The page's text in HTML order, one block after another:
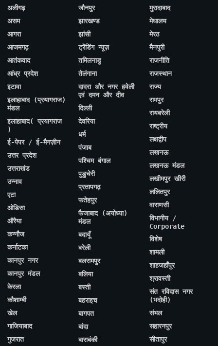
अलीगढ़
असम
आगरा
आजमगढ़
आतंकवाद
आंध्र प्रदेश
इटावा
इलाहाबाद (प्रयागराज)
मंडल
इलाहाबाद( प्रयागराज
)
ई-पेपर / ई-मैगज़ीन
उत्तर प्रदेश
उत्तराखंड
उन्नाव
एटा
ओडिसा
औरैया
कन्नौज
कर्नाटका
कानपुर नगर
कानपुर मंडल
केरला
कौशाम्बी
खेल
गाजियाबाद
गुजरात
जौनपुर
झारखण्ड
झांसी
ट्रेंडिंग न्यूज़
तमिलनाडु
तेलंगाना
दादरा और नगर हवेली
एवं दमन और दीव
दिल्ली
देवरिया
धर्म
पंजाब
पश्चिम बंगाल
पुडुचेरी
प्रतापगढ़
फतेहपुर
फैजाबाद (अयोध्या)
मंडल
बदायूँ
बरेली
बलरामपुर
बलिया
बस्ती
बहराइच
बागपत
बांदा
बाराबंकी
मुरादाबाद
मेघालय
मेरठ
मैनपुरी
राजनीति
राजस्थान
राज्य
रामपुर
रायबरेली
राष्ट्रीय
लक्षद्वीप
लखनऊ
लखनऊ मंडल
लखीमपुर खीरी
ललितपुर
वाराणसी
विभागीय /
Corporate
विशेष
शामली
शाहजहाँपुर
श्रावस्ती
संत रविदास नगर
(भदोही)
संभल
सहारनपुर
सीतापुर